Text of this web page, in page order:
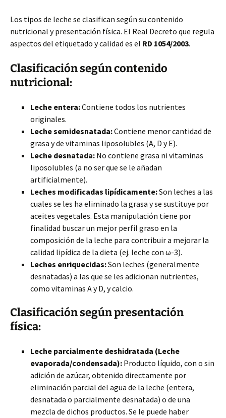
Los tipos de leche se clasifican según su contenido
nutricional y presentación física. El Real Decreto que regula
aspectos del etiquetado y calidad es el RD 1054/2003.
Clasificación según contenido
nutricional:
Leche entera:Contiene todos los nutrientes
originales.
Leche semidesnatada:Contiene menor cantidad de
grasa y de vitaminas liposolubles (A, D y E).
Leche desnatada: No contiene grasa ni vitaminas
liposolubles (a no ser que se le añadan
artificialmente).
Leches modificadas lipídicamente:Son leches a las
cuales se les ha eliminado la grasa y se sustituye por
aceites vegetales. Esta manipulación tiene por
finalidad buscar un mejor perfil graso en la
composición de la leche para contribuir a mejorar la
calidad lipídica de la dieta (ej. leche con ω-3).
Leches enriquecidas:Son leches (generalmente
desnatadas) a las que se les adicionan nutrientes,
como vitaminas A y D, y calcio.
Clasificación según presentación
física:
Leche parcialmente deshidratada (Leche
evaporada/condensada): Producto líquido, con o sin
adición de azúcar, obtenido directamente por
eliminación parcial del agua de la leche (entera,
desnatada o parcialmente desnatada) o de una
mezcla de dichos productos. Se le puede haber